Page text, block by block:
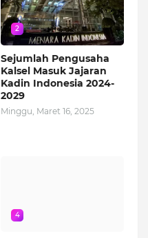
2
Sejumlah Pengusaha
Kalsel Masuk Jajaran
Kadin Indonesia 2024-
2029
Minggu, Maret 16, 2025
4